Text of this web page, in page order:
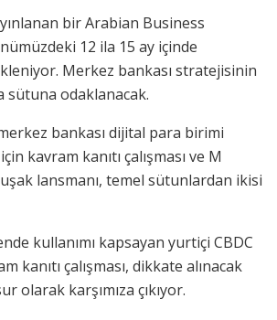
bir Arabian Business
12 ila 15 ay içinde
Merkez bankası stratejisinin
sütuna odaklanacak.
bankası dijital para birimi
kavram kanıtı çalışması ve M
lansmanı, temel sütunlardan ikisi
kullanımı kapsayan yurtiçi CBDC
kanıtı çalışması, dikkate alınacak
olarak karşımıza çıkıyor.